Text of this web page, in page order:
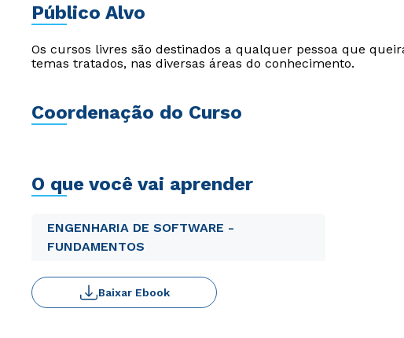
Público Alvo
Os cursos livres são destinados a qualquer pessoa que
temas tratados, nas diversas áreas do conhecimento.
Coordenação do Curso
O que você vai aprender
ENGENHARIA DE SOFTWARE -
FUNDAMENTOS
Baixar Ebook